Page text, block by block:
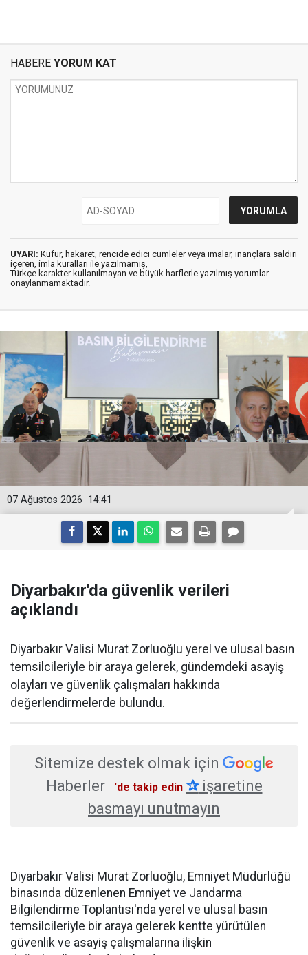
HABERE YORUM KAT
UYARI: Küfür, hakaret, rencide edici cümleler veya imalar, inançlara saldırı
içeren, imla kuralları ile yazılmamış,
Türkçe karakter kullanılmayan ve büyük harflerle yazılmış yorumlar
onaylanmamaktadır.
14:41
07 Ağustos 2026
Diyarbakır'da güvenlik verileri
açıklandı
Diyarbakır Valisi Murat Zorluoğlu yerel ve ulusal basın
temsilcileriyle bir araya gelerek, gündemdeki asayiş
olayları ve güvenlik çalışmaları hakkında
değerlendirmelerde bulundu.
Sitemize destek olmak için
Haberler
'de takip edin ✰işaretine
basmayı unutmayın
Diyarbakır Valisi Murat Zorluoğlu, Emniyet Müdürlüğü
binasında düzenlenen Emniyet ve Jandarma
Bilgilendirme Toplantısı'nda yerel ve ulusal basın
temsilcileriyle bir araya gelerek kentte yürütülen
güvenlik ve asayiş çalışmalarına ilişkin